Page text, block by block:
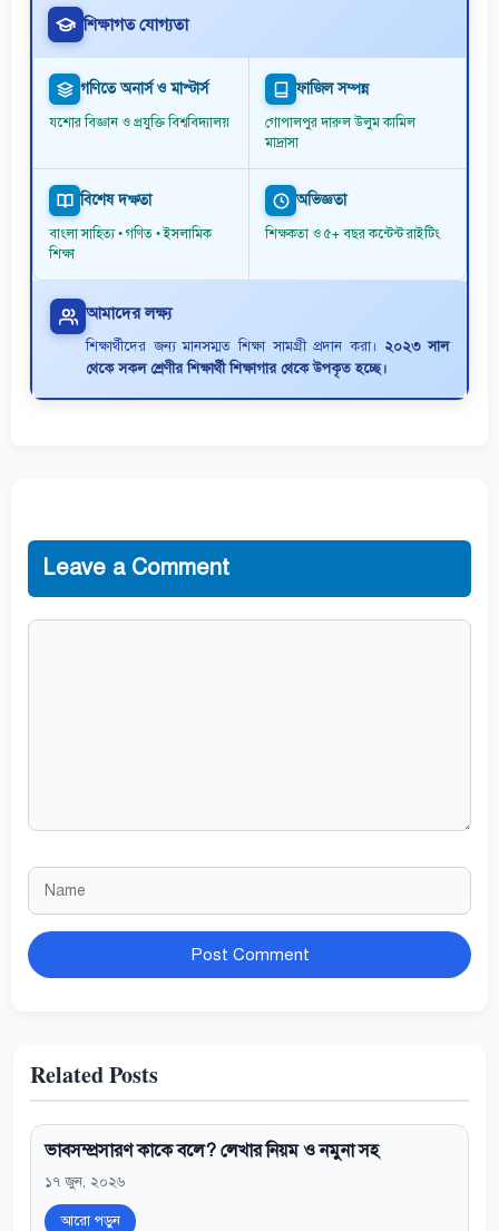
শিক্ষাগত যোগ্যতা
গণিতে অনার্স ও মাস্টার্স
যশোর বিজ্ঞান ও প্রযুক্তি বিশ্ববিদ্যালয়
ফাজিল সম্পন্ন
গোপালপুর দারুল উলুম কামিল
মাদ্রাসা
বিশেষ দক্ষতা
বাংলা সাহিত্য • গণিত • ইসলামিক
শিক্ষা
অভিজ্ঞতা
শিক্ষকতা ও ৫+ বছর কন্টেন্ট রাইটিং
আমাদের লক্ষ্য
শিক্ষার্থীদের জন্য মানসম্মত শিক্ষা সামগ্রী প্রদান করা। ২০২৩ সাল
থেকে সকল শ্রেণীর শিক্ষার্থী শিক্ষাগার থেকে উপকৃত হচ্ছে।
Leave a Comment
Comment
Name
Website
Related Posts
ভাবসম্প্রসারণ কাকে বলে? লেখার নিয়ম ও নমুনা সহ
১৭ জুন, ২০২৬
আরো পড়ুন